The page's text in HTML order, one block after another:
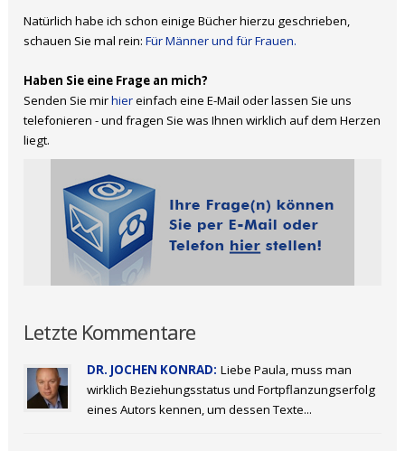
Natürlich habe ich schon einige Bücher hierzu geschrieben,
schauen Sie mal rein:Für Männer und für Frauen.
Haben Sie eine Frage an mich?
Senden Sie mirhiereinfach eine E-Mail oder lassen Sie uns
telefonieren - und fragen Sie was Ihnen wirklich auf dem Herzen
liegt.
Letzte Kommentare
DR. JOCHEN KONRAD: Liebe Paula, muss man
wirklich Beziehungsstatus und Fortpflanzungserfolg
eines Autors kennen, um dessen Texte...